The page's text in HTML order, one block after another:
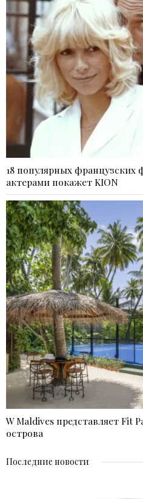
18 популярных
актерами покажет KION
W Maldives представляет Fit
острова
Последние новости